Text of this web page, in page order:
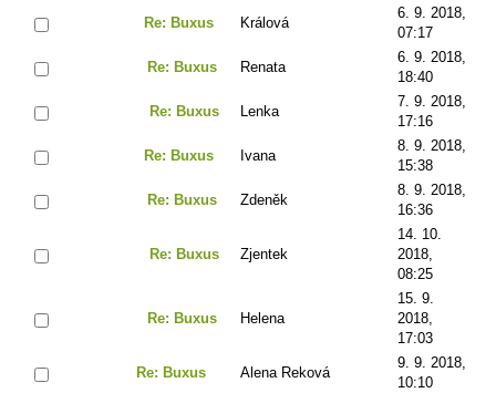
Re: Buxus Králová
6. 9. 2018,
07:17
Re: Buxus Renata
6. 9. 2018,
18:40
Re: Buxus Lenka
7. 9. 2018,
17:16
Re: Buxus Ivana
8. 9. 2018,
15:38
Re: Buxus Zdeněk
8. 9. 2018,
16:36
Re: Buxus Zjentek
14. 10.
2018,
08:25
Re: Buxus Helena
15. 9.
2018,
17:03
Re: Buxus Alena Reková
9. 9. 2018,
10:10